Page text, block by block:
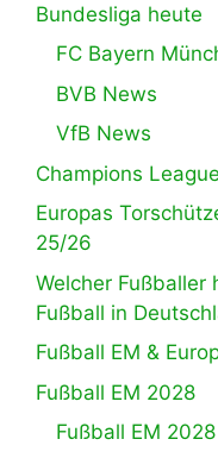
Bundesliga heute
FC Bayern
BVB News
VfB News
Champions
Europas
25/26
Welcher Fußballer
Fußball in
Fußball EM &
Fußball EM 2028
Fußball EM